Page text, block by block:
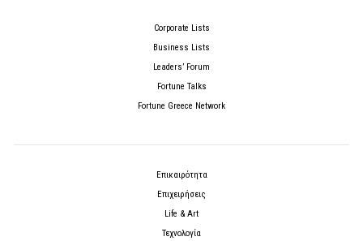
Corporate Lists
Business Lists
Leaders’ Forum
Fortune Talks
Fortune Greece Network
Επικαιρότητα
Επιχειρήσεις
Life & Art
Τεχνολογία